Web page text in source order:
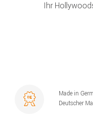
Ihr
Made in
Deutscher